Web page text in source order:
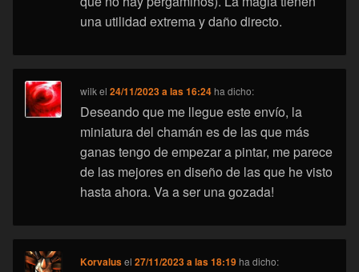
una utilidad extrema y daño directo.
wilkel24/11/2023 a las 16:24 ha dicho:
Deseando que me llegue este envío, la
miniatura del chamán es de las que más
ganas tengo de empezar a pintar, me parece
de las mejores en diseño de las que he visto
hasta ahora. Va a ser una gozada!
Korvalusel27/11/2023 a las 18:19 ha dicho: